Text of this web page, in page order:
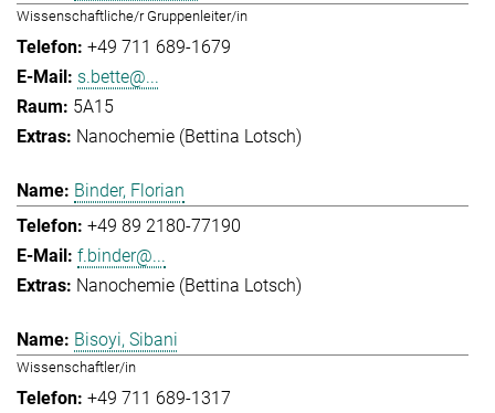
Wissenschaftliche/r Gruppenleiter/in
+49 711 689-1679
s.bette@...
5A15
Nanochemie (Bettina Lotsch)
Binder, Florian
+49 89 2180-77190
f.binder@...
Nanochemie (Bettina Lotsch)
Bisoyi, Sibani
Wissenschaftler/in
+49 711 689-1317